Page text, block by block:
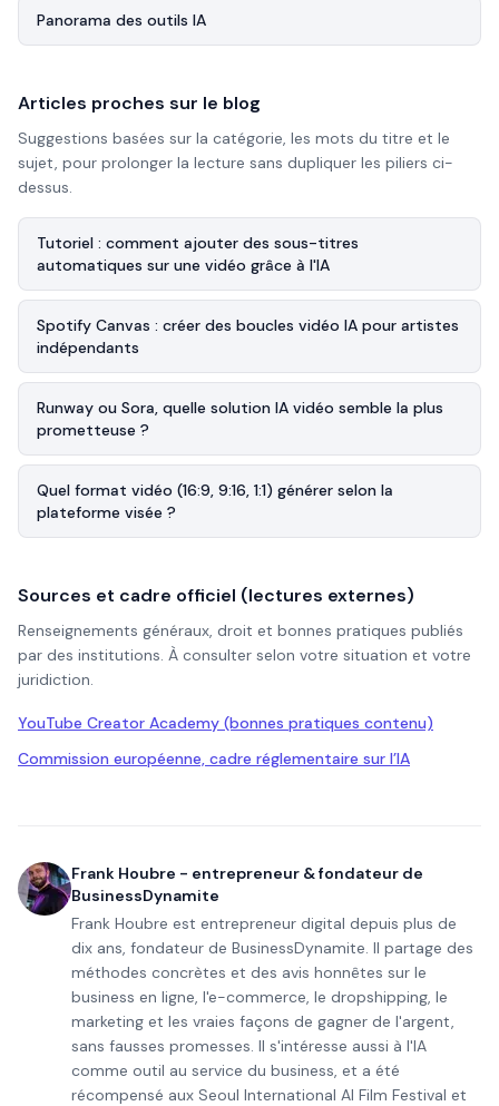
Panorama des outils IA
Articles proches sur le blog
Suggestions basées sur la catégorie, les mots du titre et le
sujet, pour prolonger la lecture sans dupliquer les piliers ci-
dessus.
Tutoriel : comment ajouter des sous-titres
automatiques sur une vidéo grâce à l'IA
Spotify Canvas : créer des boucles vidéo IA pour artistes
indépendants
Runway ou Sora, quelle solution IA vidéo semble la plus
prometteuse ?
Quel format vidéo (16:9, 9:16, 1:1) générer selon la
plateforme visée ?
Sources et cadre officiel (lectures externes)
Renseignements généraux, droit et bonnes pratiques publiés
par des institutions. À consulter selon votre situation et votre
juridiction.
YouTube Creator Academy (bonnes pratiques contenu)
Commission européenne, cadre réglementaire sur l’IA
Frank Houbre - entrepreneur & fondateur de
BusinessDynamite
Frank Houbre est entrepreneur digital depuis plus de
dix ans, fondateur de BusinessDynamite. Il partage des
méthodes concrètes et des avis honnêtes sur le
business en ligne, l'e-commerce, le dropshipping, le
marketing et les vraies façons de gagner de l'argent,
sans fausses promesses. Il s'intéresse aussi à l'IA
comme outil au service du business, et a été
récompensé aux Seoul International AI Film Festival et